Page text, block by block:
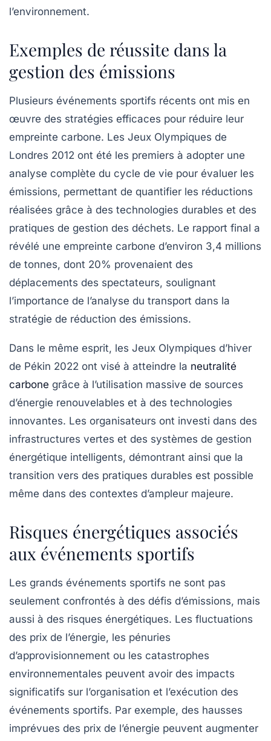
l’environnement.
Exemples de réussite dans la
gestion des émissions
Plusieurs événements sportifs récents ont mis en
œuvre des stratégies efficaces pour réduire leur
empreinte carbone. Les Jeux Olympiques de
Londres 2012 ont été les premiers à adopter une
analyse complète du cycle de vie pour évaluer les
émissions, permettant de quantifier les réductions
réalisées grâce à des technologies durables et des
pratiques de gestion des déchets. Le rapport final a
révélé une empreinte carbone d’environ 3,4 millions
de tonnes, dont 20% provenaient des
déplacements des spectateurs, soulignant
l’importance de l’analyse du transport dans la
stratégie de réduction des émissions.
Dans le même esprit, les Jeux Olympiques d’hiver
de Pékin 2022 ont visé à atteindre la neutralité
carbone grâce à l’utilisation massive de sources
d’énergie renouvelables et à des technologies
innovantes. Les organisateurs ont investi dans des
infrastructures vertes et des systèmes de gestion
énergétique intelligents, démontrant ainsi que la
transition vers des pratiques durables est possible
même dans des contextes d’ampleur majeure.
Risques énergétiques associés
aux événements sportifs
Les grands événements sportifs ne sont pas
seulement confrontés à des défis d’émissions, mais
aussi à des risques énergétiques. Les fluctuations
des prix de l’énergie, les pénuries
d’approvisionnement ou les catastrophes
environnementales peuvent avoir des impacts
significatifs sur l’organisation et l’exécution des
événements sportifs. Par exemple, des hausses
imprévues des prix de l’énergie peuvent augmenter